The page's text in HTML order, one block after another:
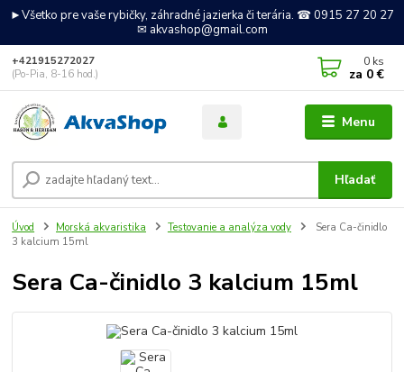
►Všetko pre vaše rybičky, záhradné jazierka či terária. ☎ 0915 27 20 27
✉ akvashop@gmail.com
Menu
Hľadať
+421915272027
(Po-Pia, 8-16 hod.)
0 ks
za 0 €
Úvod Morská akvaristika Testovanie a analýza vody
Sera Ca-činidlo
3 kalcium 15ml
Sera Ca-činidlo 3 kalcium 15ml